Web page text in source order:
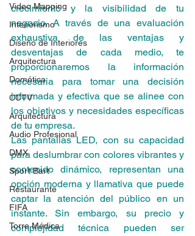
Video Mapping
Interiorismo
Diseño de Interiores
Arquitectura
Domótica
CCTV
Arquitectura
Audio Profesional
DMX
Sport Bart
Restaurante
FIFA
Torre Médica
crecimiento y la visibilidad de tu
negocio. A través de una evaluación
exhaustiva de las ventajas y
desventajas de cada medio, te
proporcionaremos la información
necesaria para tomar una decisión
informada y efectiva que se alinee con
los objetivos y necesidades específicas
de tu empresa.
Las pantallas LED, con su capacidad
para deslumbrar con colores vibrantes y
contenido dinámico, representan una
opción moderna y llamativa que puede
captar la atención del público en un
instante. Sin embargo, su precio y
complejidad técnica pueden ser